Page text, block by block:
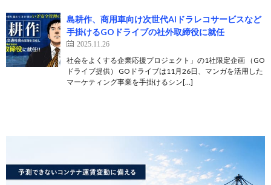
島耕作、商用車向け次世代AIドラレコサービスなど
手掛けるGOドライブの社外取締役に就任
2025.11.26
社会をよくする企業応援プロジェクト」の1社限定企画 （GO
ドライブ提供） GOドライブは11月26日、マンガを活用した
マーケティング事業を手掛けるシン[…]